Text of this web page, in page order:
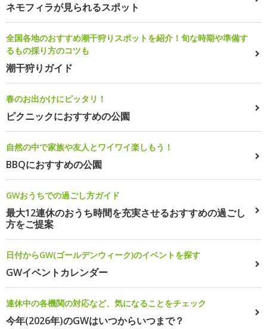
ネモフィラが見られるスポット
全国各地のおすすめ潮干狩りスポットを紹介！旬な時期や準備す
るもの採り方のコツも
潮干狩りガイド
春のお出かけにピッタリ！
ピクニックにおすすめの公園
自然の中で家族や友人とワイワイ楽しもう！
BBQにおすすめの公園
GWおうちでの過ごし方ガイド
最大12連休のおうち時間を充実させるおすすめの過ごし
方をご提案
日付からGW(ゴールデンウィーク)のイベントを探す
GWイベントカレンダー
連休中の各機関の対応など、気になることをチェック
今年(2026年)のGWはいつからいつまで？